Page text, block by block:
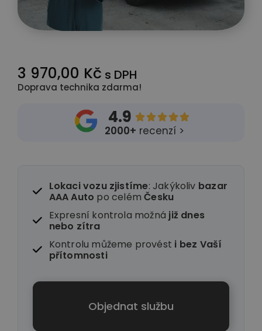
3 970,00 Kč s DPH
Doprava technika zdarma!
4.9 
2000+ recenzí >
Lokaci vozu zjistíme: Jakýkoliv bazar
AAA Auto po celémČesku
Expresní kontrola možná již dnes
nebo zítra
Kontrolu můžeme provést i bez Vaší
přítomnosti
Objednat službu